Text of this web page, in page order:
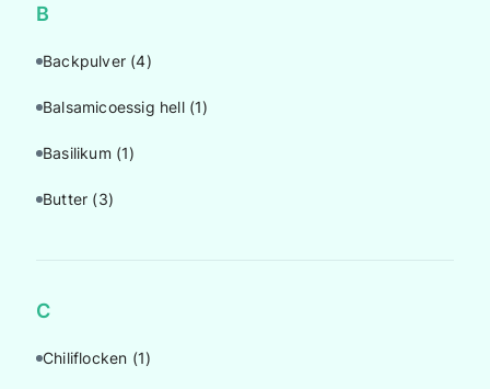
B
Backpulver (4)
Balsamicoessig hell (1)
Basilikum (1)
Butter (3)
C
Chiliflocken (1)